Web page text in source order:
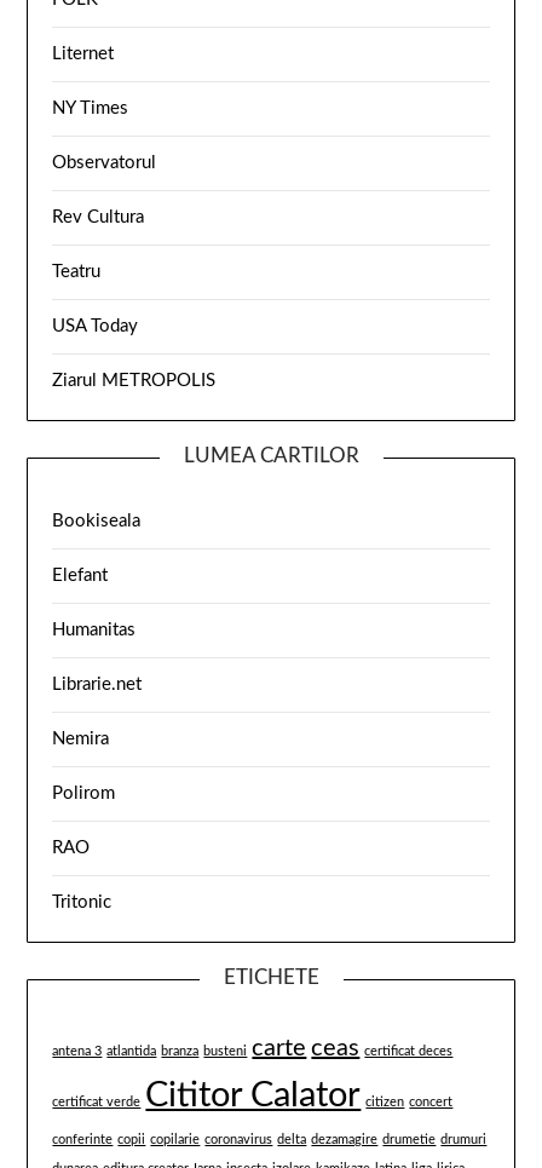
Liternet
NY Times
Observatorul
Rev Cultura
Teatru
USA Today
Ziarul METROPOLIS
LUMEA CARTILOR
Bookiseala
Elefant
Humanitas
Librarie.net
Nemira
Polirom
RAO
Tritonic
ETICHETE
antena 3 atlantida branza busteni carte ceas certificat deces
certificat verde Cititor Calator citizen concert
conferinte copii copilarie coronavirus delta dezamagire drumetie drumuri